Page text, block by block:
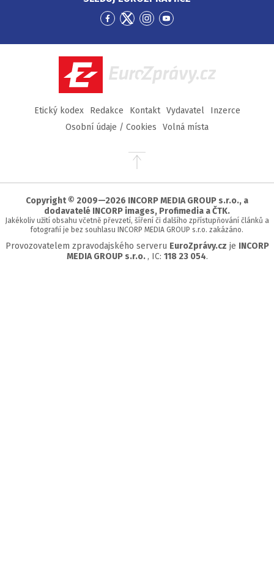
Přejít
Facebook
Přejít
Twitter
Přejít
Instagram
Přejít
YouTube
EuroZprávy.cz
Etický kodex Redakce Kontakt Vydavatel
Inzerce
Osobní údaje / Cookies
Volná místa
Přejít
stránky
Copyright © 2009—2026 INCORP MEDIA GROUP s.r.o., a
dodavatelé INCORP images, Profimedia a ČTK.
Jakékoliv užití obsahu včetně převzetí, šíření či dalšího zpřístupňování článků a
fotografií je bez souhlasu INCORP MEDIA GROUP s.r.o. zakázáno.
Provozovatelem zpravodajského serveru EuroZprávy.cz je INCORP
MEDIA GROUP s.r.o., IC: 118 23 054.